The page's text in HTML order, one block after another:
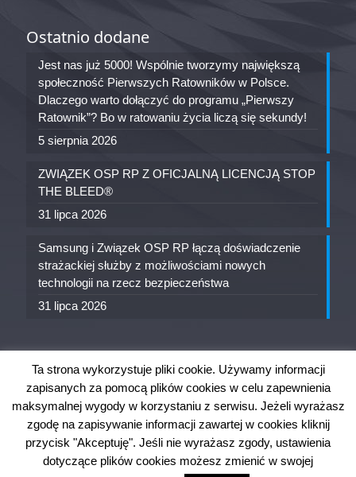
Ostatnio dodane
Jest nas już 5000! Wspólnie tworzymy największą
społeczność Pierwszych Ratowników w Polsce.
Dlaczego warto dołączyć do programu „Pierwszy
Ratownik”? Bo w ratowaniu życia liczą się sekundy!
5 sierpnia 2026
ZWIĄZEK OSP RP Z OFICJALNĄ LICENCJĄ STOP
THE BLEED®
31 lipca 2026
Samsung i Związek OSP RP łączą doświadczenie
strażackiej służby z możliwościami nowych
technologii na rzecz bezpieczeństwa
31 lipca 2026
OW ZOSP RP w Szczecinie. Wszystkie prawa
Ta strona wykorzystuje pliki cookie. Używamy informacji
zapisanych za pomocą plików cookies w celu zapewnienia
maksymalnej wygody w korzystaniu z serwisu. Jeżeli wyrażasz
zgodę na zapisywanie informacji zawartej w cookies kliknij
przycisk "Akceptuję". Jeśli nie wyrażasz zgody, ustawienia
dotyczące plików cookies możesz zmienić w swojej